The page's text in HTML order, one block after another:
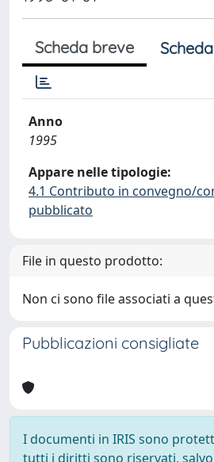
Scheda breve
Anno
1995
Appare nelle tipologie:
4.1 Contributo in convegno/
pubblicato
File in questo prodotto:
Non ci sono file associati a
Pubblicazioni consigliate
I documenti in IRIS sono
tutti i diritti sono riservati,